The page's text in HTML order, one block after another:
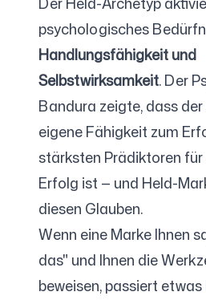
psychologisches
Handlungsfähigkeit und
Selbstwirksamkeit. Der
Bandura zeigte, dass
eigene Fähigkeit zum
stärksten Prädiktoren
Erfolg ist — und Held-
diesen Glauben.
Wenn eine Marke Ihnen
das" und Ihnen die
beweisen, passiert